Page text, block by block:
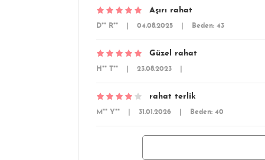
Aşırı rahat
D** R** 04.08.2025 Beden: 43
Güzel rahat
H** T** 23.08.2023
rahat terlik
M** Y** 31.01.2026 Beden: 40